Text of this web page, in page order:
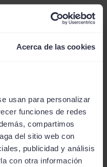
Acerca de las cookies
usan para personalizar
funciones de redes
compartimos
del sitio web con
publicidad y análisis
con otra información
préstamo?
del 30%-35% de tus
de amortización de tu